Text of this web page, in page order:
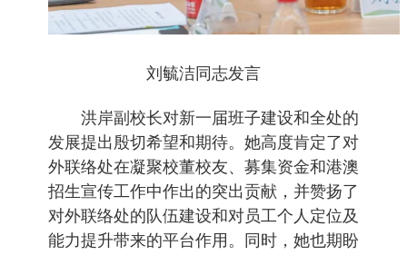
刘毓洁同志发言
洪岸副校长对新一届班子建设和全处的
发展提出殷切希望和期待。她高度肯定了对
外联络处在凝聚校董校友、募集资金和港澳
招生宣传工作中作出的突出贡献，并赞扬了
对外联络处的队伍建设和对员工个人定位及
能力提升带来的平台作用。同时，她也期盼